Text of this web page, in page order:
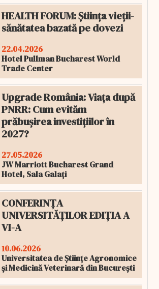
HEALTH FORUM: Știința vieții-
sănătatea bazată pe dovezi
22.04.2026
Hotel Pullman Bucharest World
Trade Center
Upgrade România: Viața după
PNRR: Cum evităm
prăbușirea investițiilor în
2027?
27.05.2026
JW Marriott Bucharest Grand
Hotel, Sala Galați
CONFERINȚA
UNIVERSITĂȚILOR EDIȚIA A
VI-A
10.06.2026
Universitatea de Științe Agronomice
și Medicină Veterinară din București